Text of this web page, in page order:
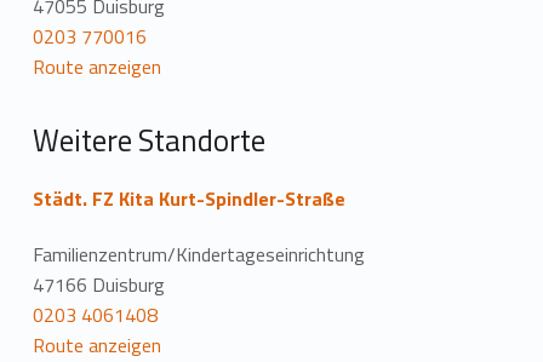
t
i
o
n
47055 Duisburg
0203 770016
Route anzeigen
Weitere Standorte
Städt. FZ Kita Kurt-Spindler-Straße
Familienzentrum/Kindertageseinrichtung
47166 Duisburg
0203 4061408
Route anzeigen